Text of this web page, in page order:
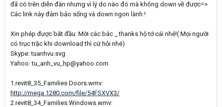
đã có trên diễn đàn nhưng vì lý do nào đó mà không down về được=>
Các link này đảm bảo sống và down ngon lành !
Xin phép được bắt đầu: Mời các bác _ thanks hộ tớ cái nhé!( Mọi người
có trục trặc khi download thì cứ hỏi nhé)
Skype: tuanhvu.svg
Yahoo: tu_anh_vu_hp@yahoo.com
1.revit8_35_Families Doors.wmv:
http://mega.1280.com/file/54FSXVX3/
2.revit8_34_Families Windows.wmv: